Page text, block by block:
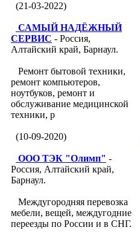
(21-03-2022)
САМЫЙ НАДЁЖНЫЙ
СЕРВИС - Россия,
Алтайский край, Барнаул.
Ремонт бытовой техники,
ремонт компьютеров,
ноутбуков, ремонт и
обслуживание медицинской
техники, р
(10-09-2020)
ООО ТЭК "Олимп" -
Россия, Алтайский край,
Барнаул.
Междугородняя перевозка
мебели, вещей, междугодние
переезды по России и в СНГ.